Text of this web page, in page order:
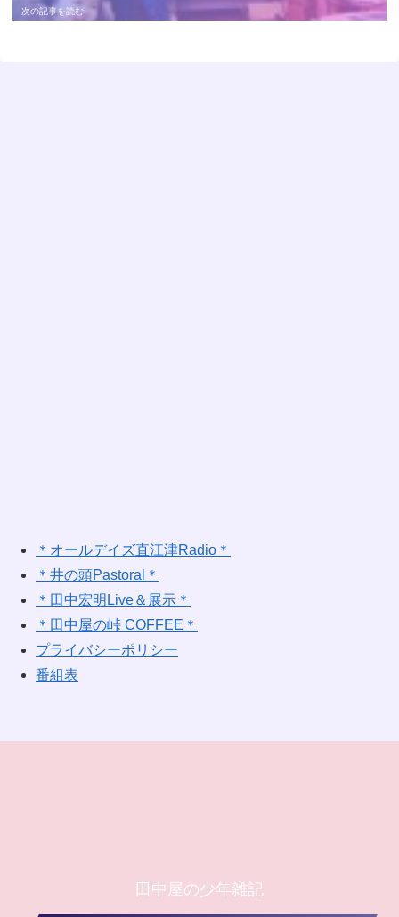
＊オールデイズ直江津Radio＊
＊井の頭Pastoral＊
＊田中宏明Live＆展示＊
＊田中屋の峠 COFFEE＊
プライバシーポリシー
番組表
田中屋の少年雑記